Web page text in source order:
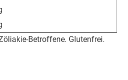
Betroffene. Glutenfrei.